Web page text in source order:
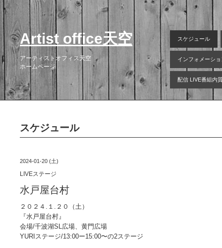
Artist office天空
アーティストオフィス天空
ホームページ
スケジュール
インフォメーショ
配信 LIVE番組内
スケジュール
2024-01-20 (土)
LIVEステージ
水戸屋台村
２０２４.１.２０（土）
『水戸屋台村』
会場/千波湖SL広場、黄門広場
YURIステージ/13:00ー15:00〜の2ステージ